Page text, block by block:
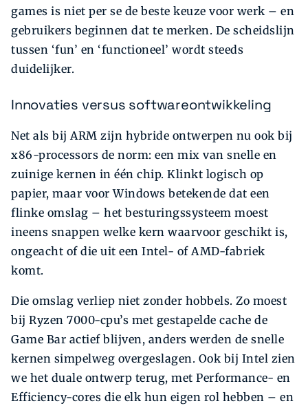
games is niet per se de beste keuze voor werk – en
gebruikers beginnen dat te merken. De scheidslijn
tussen ‘fun’ en ‘functioneel’ wordt steeds
duidelijker.
Innovaties versus softwareontwikkeling
Net als bij ARM zijn hybride ontwerpen nu ook bij
x86-processors de norm: een mix van snelle en
zuinige kernen in één chip. Klinkt logisch op
papier, maar voor Windows betekende dat een
flinke omslag – het besturingssysteem moest
ineens snappen welke kern waarvoor geschikt is,
ongeacht of die uit een Intel- of AMD-fabriek
komt.
Die omslag verliep niet zonder hobbels. Zo moest
bij Ryzen 7000-cpu’s met gestapelde cache de
Game Bar actief blijven, anders werden de snelle
kernen simpelweg overgeslagen. Ook bij Intel zien
we het duale ontwerp terug, met Performance- en
Efficiency-cores die elk hun eigen rol hebben – en